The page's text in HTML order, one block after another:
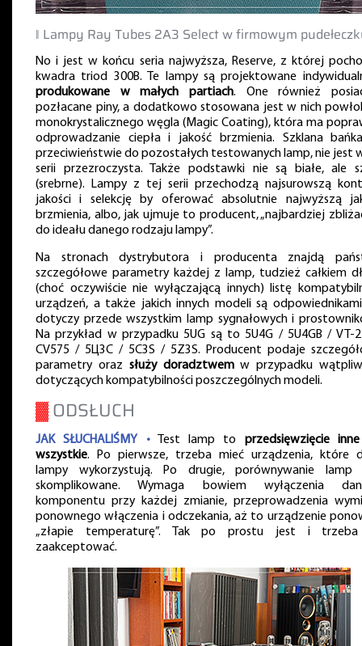
‖ Lampy Ray Tubes 2A3 Select w firmowym
No i jest w końcu seria najwyższa, Reserve, z której
kwadra triod 300B. Te lampy są projektowane
produkowane w małych partiach. One również
pozłacane piny, a dodatkowo stosowana jest w nich
monokrystalicznego węgla (Magic Coating), która ma
odprowadzanie ciepła i jakość brzmienia. Szklana
przeciwieństwie do pozostałych testowanych lamp, nie jest
serii przezroczysta. Także podstawki nie są białe, ale
(srebrne). Lampy z tej serii przechodzą najsurowszą
jakości i selekcję by oferować absolutnie najwyższą
brzmienia, albo, jak ujmuje to producent, „najbardziej
do ideału danego rodzaju lampy”.
Na stronach dystrybutora i producenta znajdą
szczegółowe parametry każdej z lamp, tudzież całkiem
(choć oczywiście nie wyłączającą innych) listę
urządzeń, a także jakich innych modeli są
dotyczy przede wszystkim lamp sygnałowych i
Na przykład w przypadku 5UG są to 5U4G / 5U4GB / VT-
CV575 / 5Ц3C / 5C3S / 5Z3S. Producent podaje
parametry oraz służy doradztwemw przypadku
dotyczących kompatybilności poszczególnych modeli.
▓ODSŁUCH
JAK SŁUCHALIŚMY •Test lamp to przedsięwzięcie
wszystkie. Po pierwsze, trzeba mieć urządzenia, które
lampy wykorzystują. Po drugie, porównywanie lamp
skomplikowane. Wymaga bowiem wyłączenia
komponentu przy każdej zmianie, przeprowadzenia
ponownego włączenia i odczekania, aż to urządzenie
„złapie temperaturę”. Tak po prostu jest i
zaakceptować.